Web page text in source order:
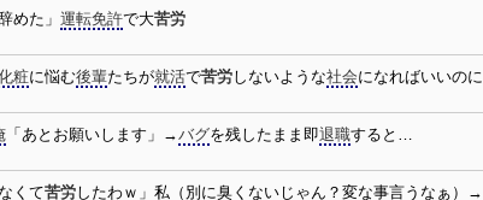
めた」 運転免許で大苦労
粧に悩む後輩たちが就活で苦労しないような社会になればいいのに
「あとお願いします」→バグを残したまま即退職すると…
くて苦労したわｗ」私（別に臭くないじゃん？変な事言うなぁ）→